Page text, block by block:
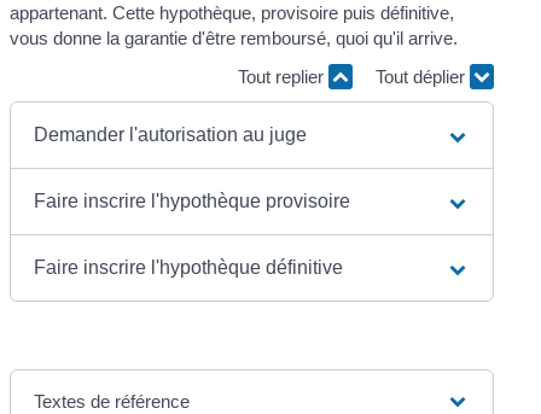
appartenant. Cette hypothèque, provisoire puis définitive,
vous donne la garantie d'être remboursé, quoi qu'il arrive.
Tout replier
Tout déplier
Demander l'autorisation au juge
Faire inscrire l'hypothèque provisoire
Faire inscrire l'hypothèque définitive
Textes de référence